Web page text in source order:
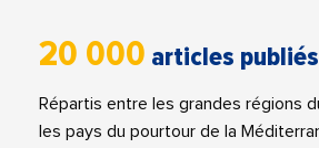
20 000 articles publiés
Répartis entre les grandes régions
les pays du pourtour de la